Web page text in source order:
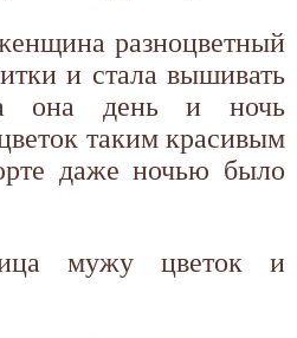
разноцветный
и стала вышивать
она день и ночь
таким красивым
даже ночью было
мужу цветок и